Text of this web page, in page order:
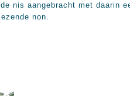
nis aangebracht met daarin
non.